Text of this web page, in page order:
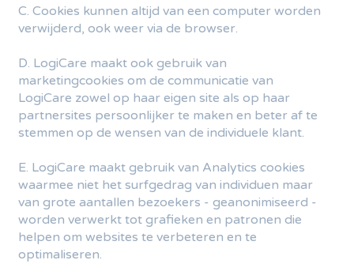
C. Cookies kunnen altijd van een computer worden
verwijderd, ook weer via de browser.
D. LogiCare maakt ook gebruik van
marketingcookies om de communicatie van
LogiCare zowel op haar eigen site als op haar
partnersites persoonlijker te maken en beter af te
stemmen op de wensen van de individuele klant.
E. LogiCare maakt gebruik van Analytics cookies
waarmee niet het surfgedrag van individuen maar
van grote aantallen bezoekers - geanonimiseerd -
worden verwerkt tot grafieken en patronen die
helpen om websites te verbeteren en te
optimaliseren.